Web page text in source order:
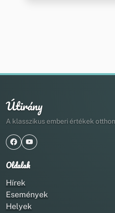
Útirány
A klasszikus emberi értékek
Oldalak
Hírek
Események
Helyek